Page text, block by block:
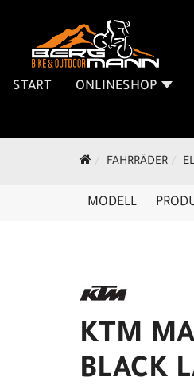
START ONLINESHOP
FAHRRÄDER
MODELL
KTM
BLACK